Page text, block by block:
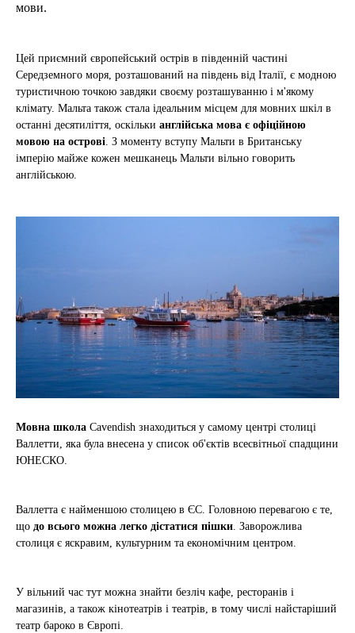
мови.
Цей приємний європейський острів в південній частині
Середземного моря, розташований на південь від Італії, є модною
туристичною точкою завдяки своєму розташуванню і м'якому
клімату. Мальта також стала ідеальним місцем для мовних шкіл в
останні десятиліття, оскільки англійська мова є офіційною
мовою на острові. З моменту вступу Мальти в Британську
імперію майже кожен мешканець Мальти вільно говорить
англійською.
Мовна школа Cavendish знаходиться у самому центрі столиці
Валлетти, яка була внесена у список об'єктів всесвітньої спадщини
ЮНЕСКО.
Валлетта є найменшою столицею в ЄС. Головною перевагою є те,
що до всього можна легко дістатися пішки. Заворожлива
столиця є яскравим, культурним та економічним центром.
У вільний час тут можна знайти безліч кафе, ресторанів і
магазинів, а також кінотеатрів і театрів, в тому числі найстаріший
театр бароко в Європі.